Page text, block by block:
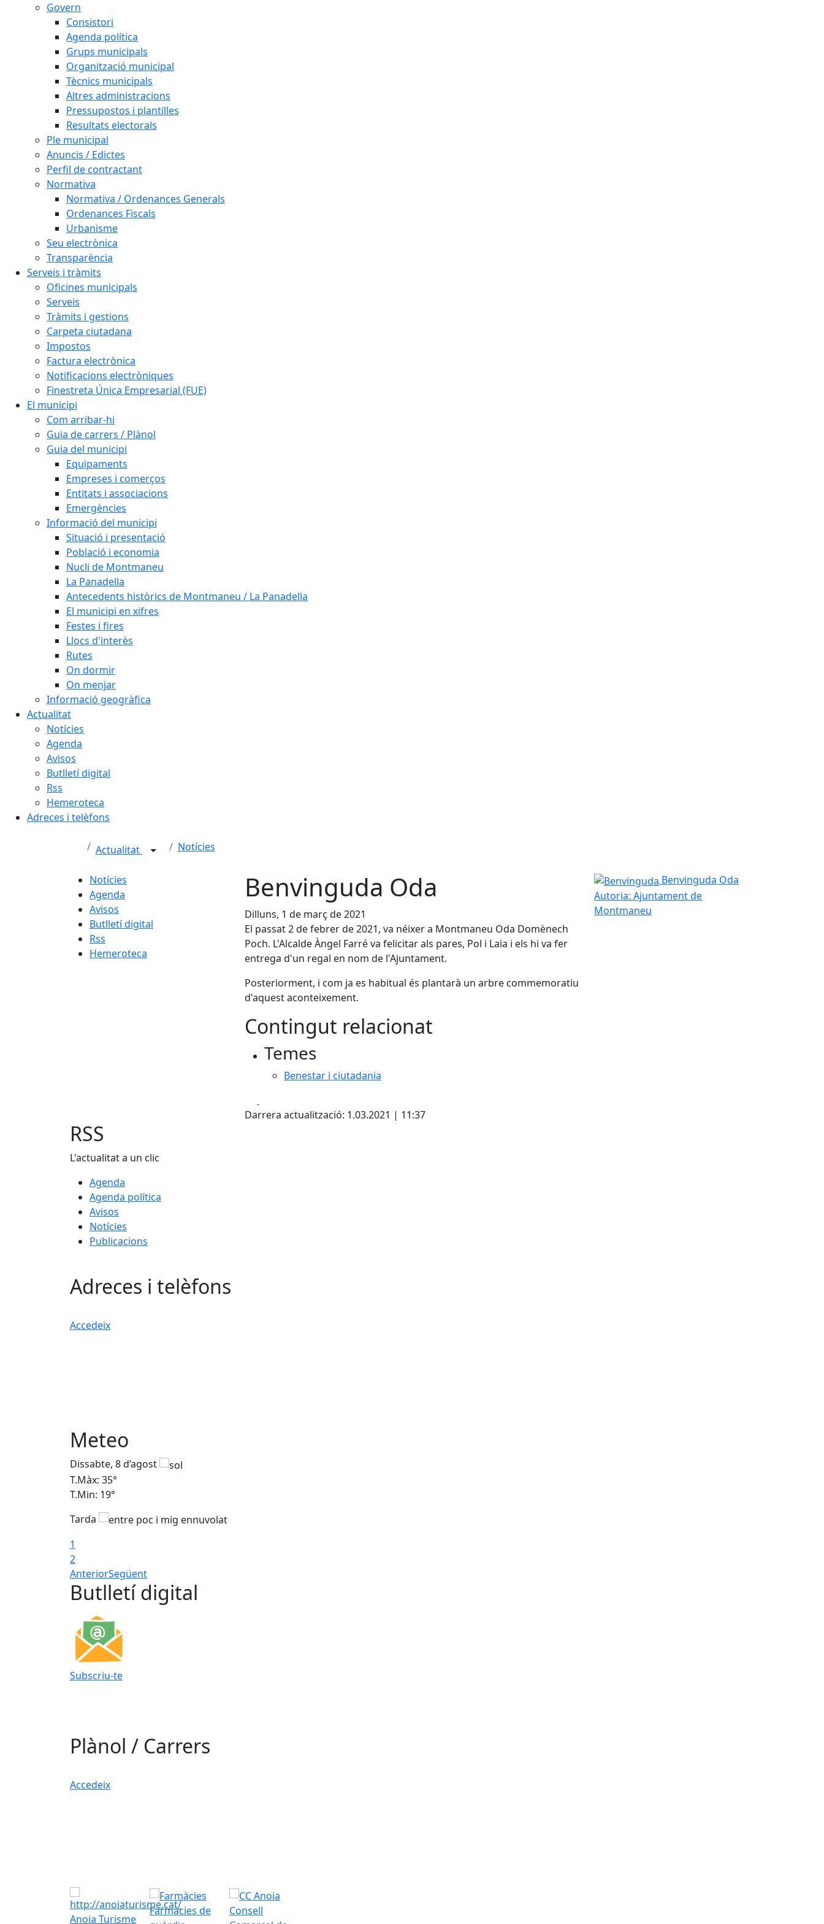
Govern
Consistori
Agenda política
Grups municipals
Organització municipal
Tècnics municipals
Altres administracions
Pressupostos i plantilles
Resultats electorals
Ple municipal
Anuncis / Edictes
Perfil de contractant
Normativa
Normativa / Ordenances Generals
Ordenances Fiscals
Urbanisme
Seu electrònica
Transparència
Serveis i tràmits
Oficines municipals
Serveis
Tràmits i gestions
Carpeta ciutadana
Impostos
Factura electrònica
Notificacions electròniques
Finestreta Única Empresarial (FUE)
El municipi
Com arribar-hi
Guia de carrers / Plànol
Guia del municipi
Equipaments
Empreses i comerços
Entitats i associacions
Emergències
Informació del municipi
Situació i presentació
Població i economia
Nucli de Montmaneu
La Panadella
Antecedents històrics de Montmaneu / La Panadella
El municipi en xifres
Festes i fires
Llocs d'interès
Rutes
On dormir
On menjar
Informació geogràfica
Actualitat
Notícies
Agenda
Avisos
Butlletí digital
Rss
Hemeroteca
Adreces i telèfons
Actualitat Notícies
Notícies
Agenda
Avisos
Butlletí digital
Rss
Hemeroteca
Benvinguda Oda
Dilluns, 1 de març de 2021
El passat 2 de febrer de 2021, va néixer a Montmaneu Oda Domènech
Poch. L'Alcalde Àngel Farré va felicitar als pares, Pol i Laia i els hi va fer
entrega d'un regal en nom de l'Ajuntament.
Posteriorment, i com ja es habitual és plantarà un arbre commemoratiu
d'aquest aconteixement.
Contingut relacionat
Temes
Benestar i ciutadania
Darrera actualització: 1.03.2021 | 11:37
Benvinguda
Benvinguda Oda
Autoria: Ajuntament de
Montmaneu
RSS
L'actualitat a un clic
Agenda
Agenda política
Avisos
Notícies
Publicacions
Adreces i telèfons
Accedeix
Meteo
Dissabte, 8 d’agost
T.Màx: 35°
T.Min: 19°
Tarda
1
2
AnteriorSegüent
Butlletí digital
Subscriu-te
Plànol / Carrers
Accedeix
Anoia Turisme
Farmàcies de
Consell